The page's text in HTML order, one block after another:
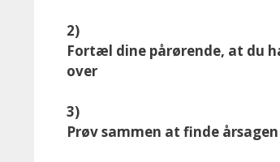
2)
Fortæl dine pårørende, at du
over
3)
Prøv sammen at finde